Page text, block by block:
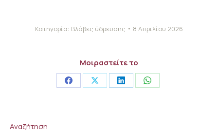
Κατηγορία: Βλάβες ύδρευσης 8 Απριλίου 2026
Μοιραστείτε το
Share Share Share Share
Αναζήτηση